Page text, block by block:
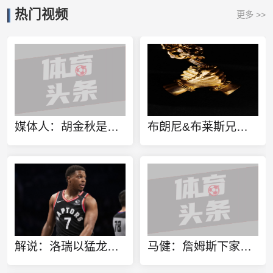
热门视频 更多 >>
媒体人：胡金秋是否会离队还不确定 广厦收到一些报价 且金额不低 布朗尼&布莱斯兄弟定制同款金项链 灵感来源于兄弟之情
解说：洛瑞以猛龙球员身份进行退役也算是功成身退、落叶归根了 马健：詹姆斯下家不只考虑篮球层面 要能争冠&薪资合适&跟老板熟